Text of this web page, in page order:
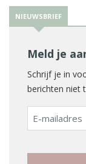
NIEUWSBRIEF
Meld je
Schrijf je in
berichten niet
E-
mailadres